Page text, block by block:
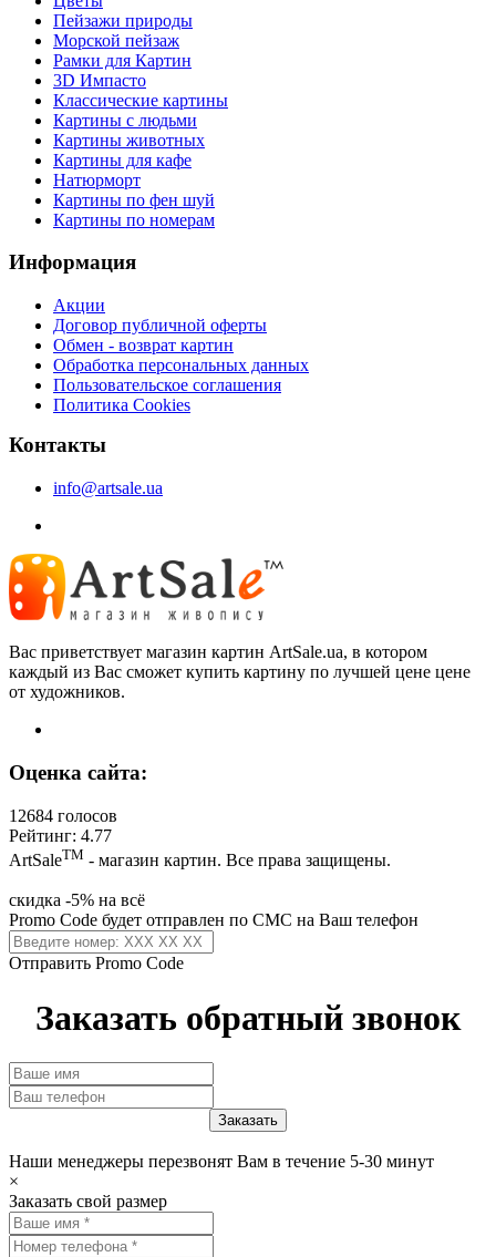
Пейзажи природы
Морской пейзаж
Рамки для Картин
3D Импасто
Классические картины
Картины с людьми
Картины животных
Картины для кафе
Натюрморт
Картины по фен шуй
Картины по номерам
Информация
Акции
Договор публичной оферты
Обмен - возврат картин
Обработка персональных данных
Пользовательское соглашения
Политика Cookies
Контакты
info@artsale.ua
Вас приветствует магазин картин ArtSale.ua, в котором
каждый из Вас сможет купить картину по лучшей цене цене
от художников.
Оценка сайта:
12684 голосов
Рейтинг: 4.77
ArtSaleТМ - магазин картин. Все права защищены.
скидка -5% на всё
Promo Code будет отправлен по СМС на Ваш телефон
Отправить Promo Code
Заказать обратный звонок
Наши менеджеры перезвонят Вам в течение 5-30 минут
×
Заказать свой размер